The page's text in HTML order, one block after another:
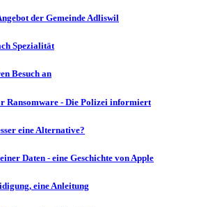
der Gemeinde Adliswil
Spezialität
Besuch an
Ransomware - Die Polizei informiert
eine Alternative?
Daten - eine Geschichte von Apple
eine Anleitung